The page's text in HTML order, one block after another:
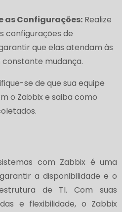
as Configurações: Realize
configurações de
que elas atendam às
constante mudança.
se de que sua equipe
o Zabbix e saiba como
com Zabbix é uma
a disponibilidade e o
de TI. Com suas
e flexibilidade, o Zabbix